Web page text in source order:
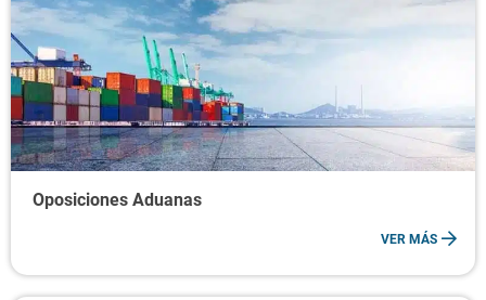
Oposiciones Aduanas
VER MÁS